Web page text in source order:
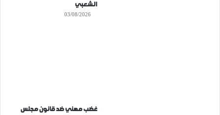
الشعبي
03/08/2026
غضب مهني ضد قانون مجلس